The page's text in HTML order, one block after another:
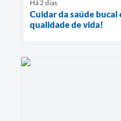
Há 2 dias
Cuidar da saúde bucal
qualidade de vida!